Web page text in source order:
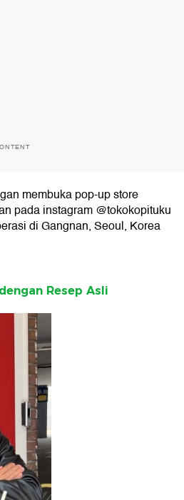
membuka pop-up store
pada instagram @tokokopituku
di Gangnan, Seoul, Korea
Resep Asli